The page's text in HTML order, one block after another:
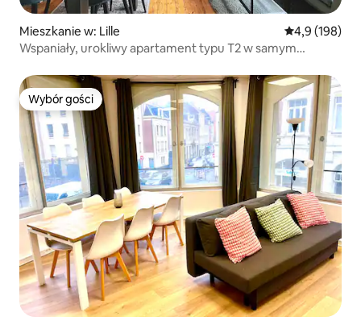
Mieszkanie w: Lille Średnia
4,9 (198)
Wspaniały, urokliwy apartament typu T2 w samym
Wybór gości
Wybór gości